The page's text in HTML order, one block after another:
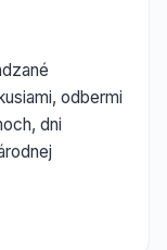
odbermi
dni